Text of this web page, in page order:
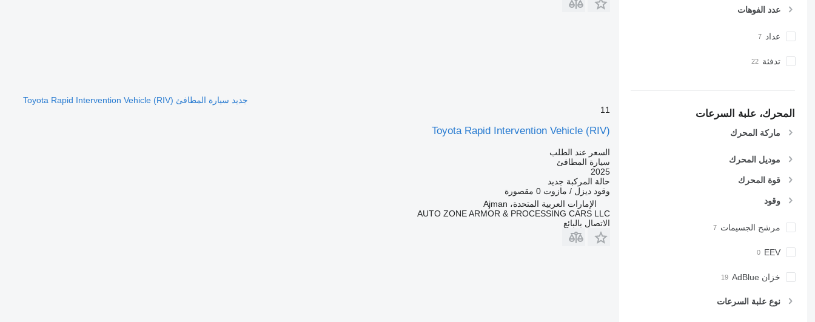
عدد الفوهات
عداد
تدفئة
المحرك، علبة السرعات
ماركة المحرك
موديل المحرك
قوة المحرك
وقود
مرشح الجسيمات
EEV
خزان AdBlue
نوع علبة السرعات
جديد سيارة المطافئ Toyota Rapid Intervention Vehicle (RIV)
11
Toyota Rapid Intervention Vehicle (RIV)
السعر عند الطلب
سيارة المطافئ
2025
حالة المركبة جديد
وقود ديزل / مازوت 0 مقصورة
الإمارات العربية المتحدة، Ajman
AUTO ZONE ARMOR & PROCESSING CARS LLC
الاتصال بالبائع